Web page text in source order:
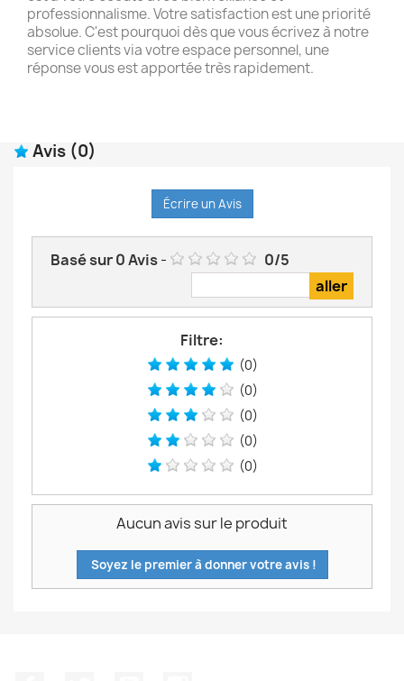
professionnalisme. Votre satisfaction est une priorité
absolue. C'est pourquoi dès que vous écrivez à notre
service clients via votre espace personnel, une
réponse vous est apportée très rapidement.
Avis (0)
Écrire un Avis
Basé sur0Avis- 0/5
Filtre:
(0)
(0)
(0)
(0)
(0)
Aucun avis sur le produit
Soyez le premier à donner votre avis !